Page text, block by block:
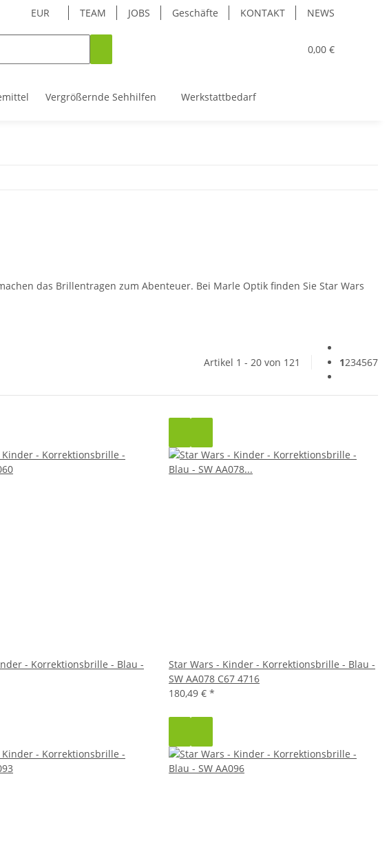
EUR TEAM JOBS Geschäfte KONTAKT NEWS
0,00 €
Vergrößernde Sehhilfen Werkstattbedarf
das Brillentragen zum Abenteuer. Bei Marle Optik finden Sie Star Wars
Artikel 1 - 20 von 121 1234567
- Korrektionsbrille - Blau -
Star Wars - Kinder - Korrektionsbrille - Blau -
SW AA078 C67 4716
180,49 € *